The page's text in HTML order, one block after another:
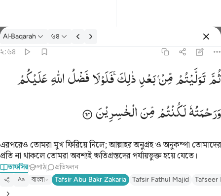
তাফসির: Al-Baqarah ২:৬৪
Al-Baqarah ৬৪
২:৬৪
من بعد ذالك فلولا فضل الله عليكم ورحمته لكنتم من الخاسرين ٦٤
فَضْلُ ٱللَّهِ عَلَيْكُمْ وَرَحْمَتُهُۥ لَكُنتُم مِّنَ ٱلْخَـٰسِرِينَ ٦٤
ثُمَّتَوَلَّیْتُمْمِّنْبَعْدِذٰلِكَ ۚفَلَوْلَافَضْلُاللّٰهِعَلَیْكُمْ
وَرَحْمَتُهٗلَكُنْتُمْمِّنَالْخٰسِرِیْنَ
এরপরেও তোমরা মুখ ফিরিয়ে নিলে; আল্লাহর অনুগ্রহ ও অনুকম্পা তোমাদের
প্রতি না থাকলে তোমরা অবশ্যই ক্ষতিগ্রস্তদের পর্যায়ভুক্ত হয়ে যেতে।
তাফসির পাঠ প্রতিফলন
Aa বাংলা Tafsir Abu Bakr Zakaria Tafsir Fathul Majid Tafseer